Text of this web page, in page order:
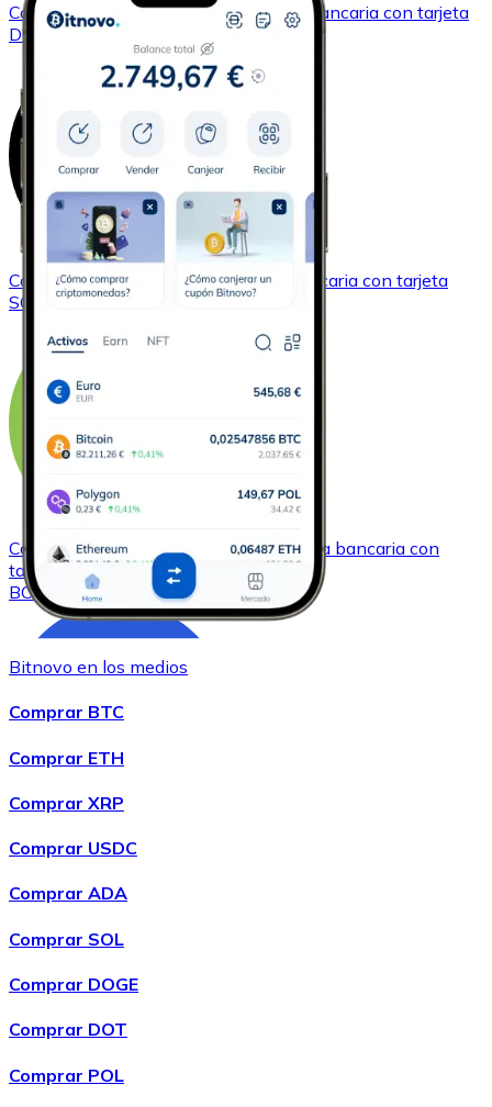
ComprarDogecoincon transferencia bancaria con tarjeta
DOGE
ComprarSolana con transferencia bancaria con tarjeta
SOL
ComprarBitcoin Cashcon transferencia bancaria con
tarjeta
BCH
Comprar Chainlink
LINK
Bitnovo en los medios
Comprar BTC
Comprar ETH
Comprar XRP
Comprar USDC
Comprar ADA
Comprar SOL
Comprar DOGE
Comprar DOT
Comprar POL